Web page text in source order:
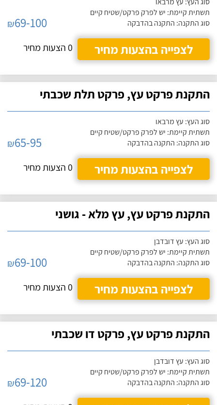
תשתית קיימת: יש לפרק פרקט/שטיח קיים
סוג התקנה: התקנה בהדבקה
₪69-100
לצפייה בהצעות מחיר
0 הצעות מחיר
התקנת פרקט עץ, פרקט תלת שכבתי
סוג העץ: עץ מרבאו
תשתית קיימת: יש לפרק פרקט/שטיח קיים
סוג התקנה: התקנה בהדבקה
₪65-95
לצפייה בהצעות מחיר
0 הצעות מחיר
התקנת פרקט עץ, עץ מלא - גושני
סוג העץ: עץ דובדבן
תשתית קיימת: יש לפרק פרקט/שטיח קיים
סוג התקנה: התקנה בהדבקה
₪69-100
לצפייה בהצעות מחיר
0 הצעות מחיר
התקנת פרקט עץ, פרקט דו שכבתי
סוג העץ: עץ דובדבן
תשתית קיימת: יש לפרק פרקט/שטיח קיים
סוג התקנה: התקנה בהדבקה
₪69-120